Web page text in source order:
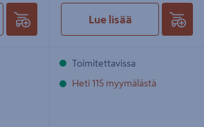
Lue lisää
Toimitettavissa
Heti 115 myymälästä